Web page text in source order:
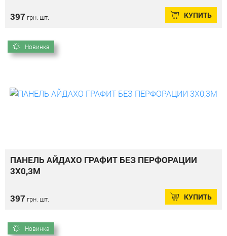
397 грн. шт. КУПИТЬ
Новинка
ПАНЕЛЬ АЙДАХО ГРАФИТ БЕЗ ПЕРФОРАЦИИ
3Х0,3М
397 грн. шт. КУПИТЬ
Новинка